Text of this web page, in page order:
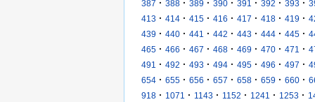
387 · 388 · 389 · 390 · 391 · 392 · 393 ·
413 · 414 · 415 · 416 · 417 · 418 · 419 ·
439 · 440 · 441 · 442 · 443 · 444 · 445 ·
465 · 466 · 467 · 468 · 469 · 470 · 471 ·
491
· 492 · 493 · 494 · 495 · 496 · 497 ·
654 · 655 · 656 · 657 · 658 · 659 · 660 ·
918 · 1071 · 1143 · 1152 · 1241 · 1253 ·